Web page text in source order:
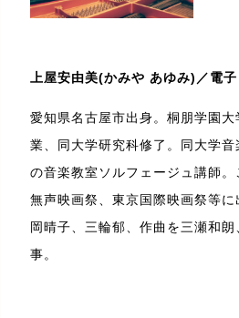
上屋安由美(かみや あゆみ)／電子
愛知県名古屋市出身。桐朋学園
業、同大学研究科修了。同大学
の音楽教室ソルフェージュ講師
無声映画祭、東京国際映画祭等
岡晴子、三輪郁、作曲を三瀬和
事。